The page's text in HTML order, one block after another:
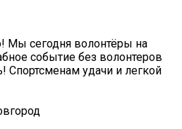
Мы сегодня волонтёры на
событие без волонтеров
Спортсменам удачи и легкой